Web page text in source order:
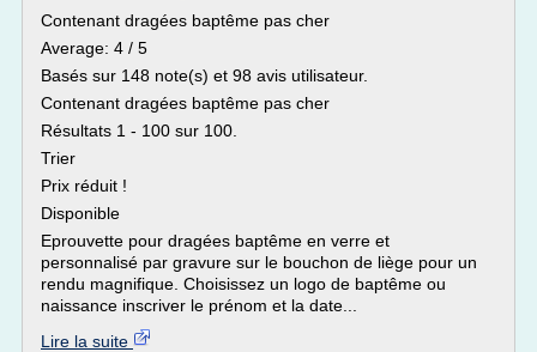
Contenant dragées baptême pas cher
Average: 4 / 5
Basés sur 148 note(s) et 98 avis utilisateur.
Contenant dragées baptême pas cher
Résultats 1 - 100 sur 100.
Trier
Prix réduit !
Disponible
Eprouvette pour dragées baptême en verre et
personnalisé par gravure sur le bouchon de liège pour un
rendu magnifique. Choisissez un logo de baptême ou
naissance inscriver le prénom et la date...
Lire la suite